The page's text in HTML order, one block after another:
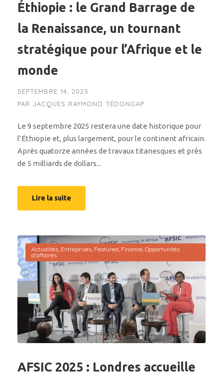
Éthiopie : le Grand Barrage de
la Renaissance, un tournant
stratégique pour l’Afrique et le
monde
SEPTEMBRE 14, 2025
PAR JACQUES RAYMOND TÉDONGAP
Le 9 septembre 2025 restera une date historique pour
l’Éthiopie et, plus largement, pour le continent africain.
Après quatorze années de travaux titanesques et près
de 5 milliards de dollars...
Lire la suite
Actualités, Entreprises, Featured, Finance, Opportunités
d’affaires
AFSIC 2025 : Londres accueille